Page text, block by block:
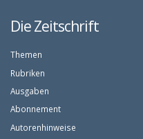
Die Zeitschrift
Themen
Rubriken
Ausgaben
Abonnement
Autorenhinweise